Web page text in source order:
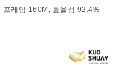
프레임 160M, 효율성 92.4%